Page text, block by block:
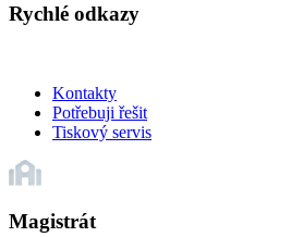
Rychlé odkazy
Kontakty
Potřebuji řešit
Tiskový servis
Magistrát